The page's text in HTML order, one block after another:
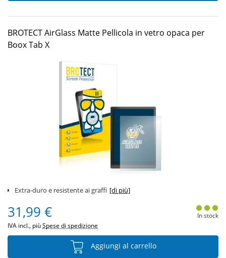
BROTECT AirGlass Matte Pellicola in vetro opaca per
Boox Tab X
Extra-duro e resistente ai graffi [di più]
31,99 €
IVA incl., piùSpese di spedizione
In stock
Aggiungi al carrello